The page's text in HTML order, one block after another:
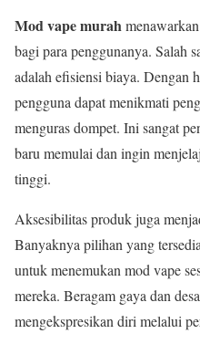
Mod vape murah
bagi para penggunanya. Salah
adalah efisiensi biaya. Dengan
pengguna dapat menikmati
menguras dompet. Ini sangat
baru memulai dan ingin
tinggi.
Aksesibilitas produk juga
Banyaknya pilihan yang
untuk menemukan mod vape
mereka. Beragam gaya dan
mengekspresikan diri melalui